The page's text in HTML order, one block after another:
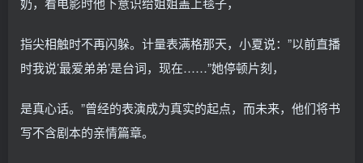
指尖相触时不再闪躲。计量表满格那天，小夏说：”以前直播
时我说’最爱弟弟’是台词，现在……”她停顿片刻，
是真心话。”曾经的表演成为真实的起点，而未来，他们将书
写不含剧本的亲情篇章。